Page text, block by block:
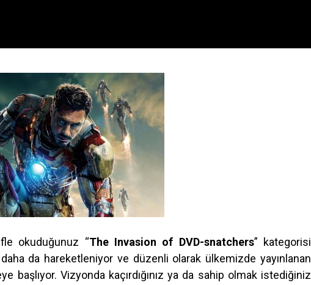
okuduğunuz “The Invasion of DVD-snatchers” kategorisi
da hareketleniyor ve düzenli olarak ülkemizde yayınlanan
başlıyor. Vizyonda kaçırdığınız ya da sahip olmak istediğiniz